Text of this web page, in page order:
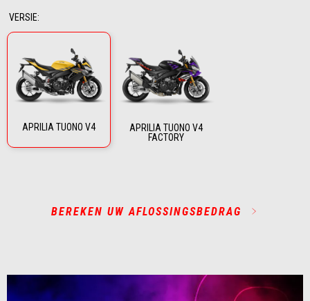
VERSIE:
APRILIA TUONO V4
APRILIA TUONO V4
FACTORY
BEREKEN UW AFLOSSINGSBEDRAG